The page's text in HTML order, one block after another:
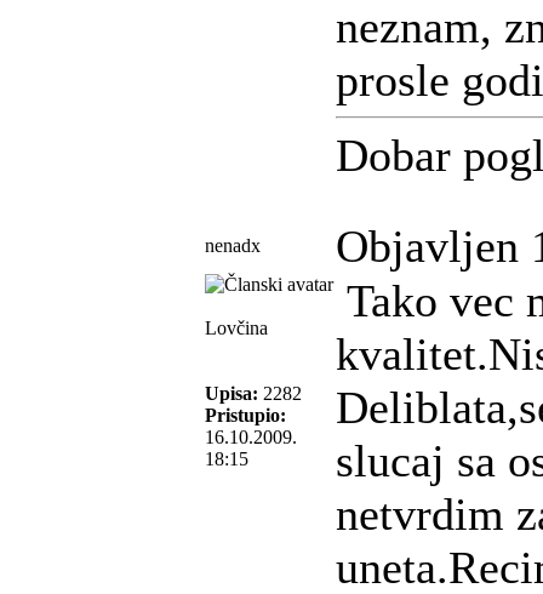
neznam,
prosle
Dobar
nenadx Objavljen
Lovčina
Upisa: 2282
Pristupio:
16.10.2009.
18:15
Tako vec
slucaj sa
netvrdim